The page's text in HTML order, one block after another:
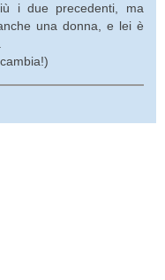
i due precedenti, ma
una donna, e lei è